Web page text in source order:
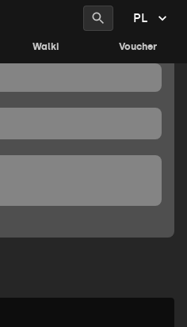
Walki Voucher
PL